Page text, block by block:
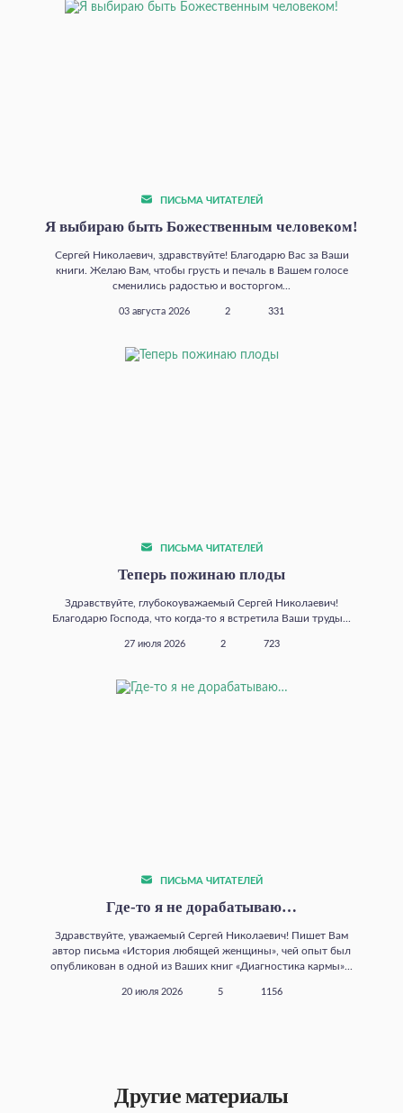
ПИСЬМА ЧИТАТЕЛЕЙ
Я выбираю быть Божественным человеком!
Сергей Николаевич, здравствуйте! Благодарю Вас за Ваши
книги. Желаю Вам, чтобы грусть и печаль в Вашем голосе
сменились радостью и восторгом...
03 августа 2026 2 331
ПИСЬМА ЧИТАТЕЛЕЙ
Теперь пожинаю плоды
Здравствуйте, глубокоуважаемый Сергей Николаевич!
Благодарю Господа, что когда‑то я встретила Ваши труды...
27 июля 2026 2 723
ПИСЬМА ЧИТАТЕЛЕЙ
Где‑то я не дорабатываю…
Здравствуйте, уважаемый Сергей Николаевич! Пишет Вам
автор письма «История любящей женщины», чей опыт был
опубликован в одной из Ваших книг «Диагностика кармы»...
20 июля 2026 5 1156
Другие материалы